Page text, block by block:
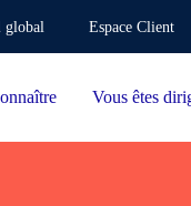
Espace Client
Vous êtes